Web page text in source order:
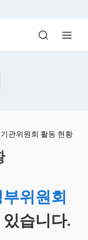
Media
관위원회 활동 현황
위원회
습니다.